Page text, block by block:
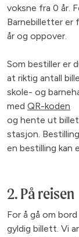
voksne fra 0 år.
Barnebilletter er
år og oppover.
Som bestiller er
at riktig antall
skole- og
med QR-koden
og hente ut
stasjon.
en bestilling kan
2. På reisen
For å gå om
gyldig billett. Vi